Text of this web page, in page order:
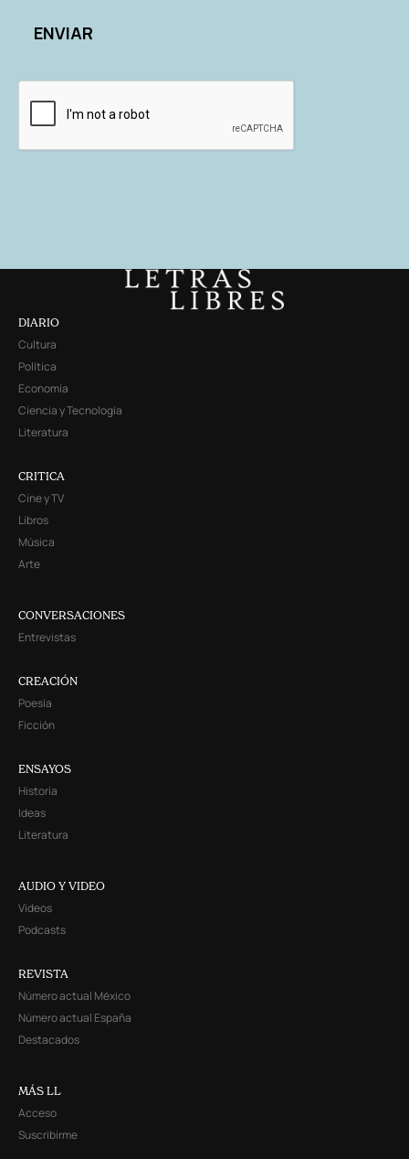
DIARIO
Cultura
Política
Economía
Ciencia y Tecnología
Literatura
CRITICA
Cine y TV
Libros
Música
Arte
CONVERSACIONES
Entrevistas
CREACIÓN
Poesía
Ficción
ENSAYOS
Historia
Ideas
Literatura
AUDIO Y VIDEO
Videos
Podcasts
REVISTA
Número actual México
Número actual España
Destacados
MÁS LL
Acceso
Suscribirme